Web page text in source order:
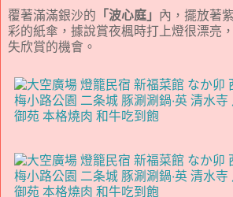
覆著滿滿銀沙的 「波心庭」 內，擺放著
彩的紙傘，據說賞夜楓時打上燈很漂亮
失欣賞的機會。